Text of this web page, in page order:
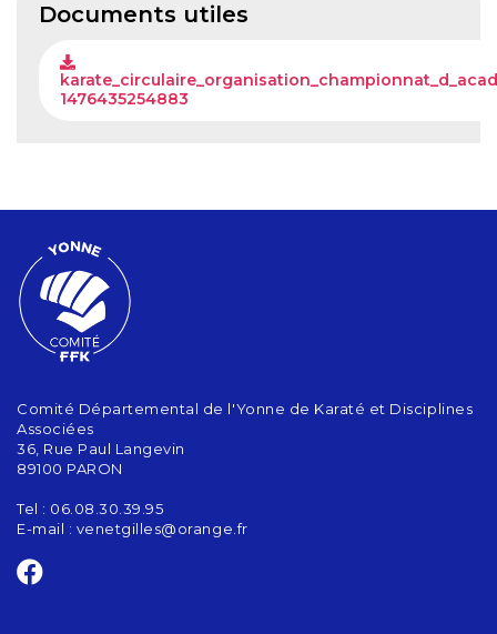
Documents utiles
1476435254883
Comité Départemental de l'Yonne de Karaté et Disciplines
Associées
36, Rue Paul Langevin
89100 PARON
Tel : 06.08.30.39.95
E-mail : venetgilles@orange.fr